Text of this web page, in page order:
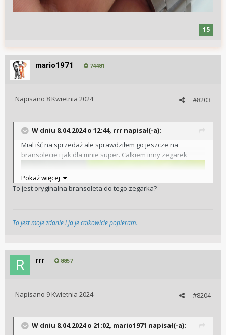
15
mario1971 74481
#8203
Napisano 8 Kwietnia 2024
W dniu 8.04.2024 o 12:44, rrr napisał(-a):
Mial iść na sprzedaż ale sprawdziłem go jeszcze na
bransolecie i jak dla mnie super. Całkiem inny zegarek
Pokaż więcej
To jest oryginalna bransoleta do tego zegarka?
To jest moje zdanie i ja je całkowicie popieram.
rrr 8857
#8204
Napisano 9 Kwietnia 2024
W dniu 8.04.2024 o 21:02, mario1971 napisał(-a):